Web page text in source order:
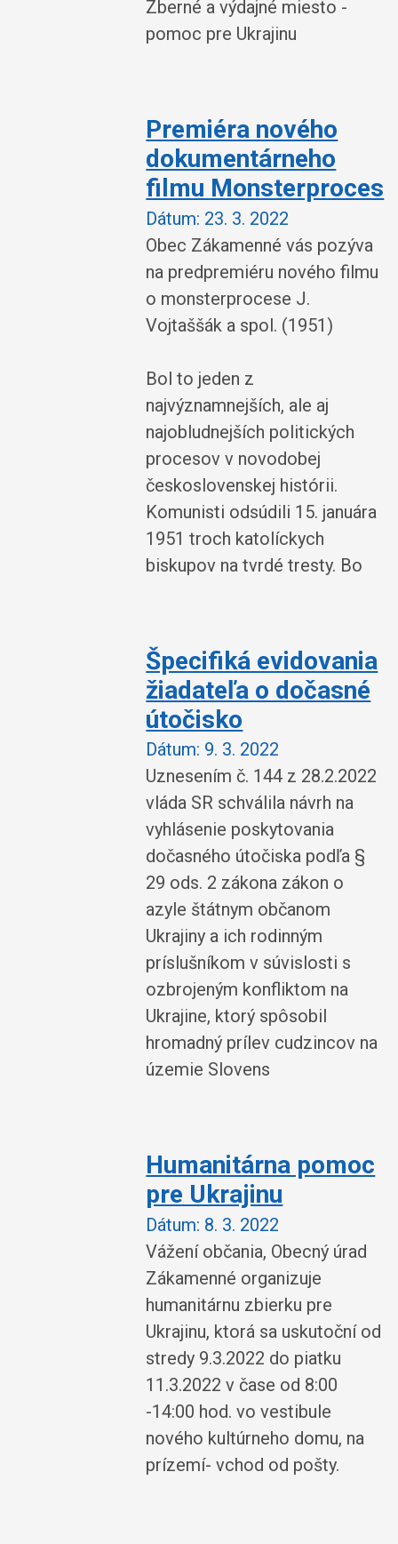
Zberné a výdajné miesto -
pomoc pre Ukrajinu
Premiéra nového
dokumentárneho
filmu Monsterproces
Dátum: 23. 3. 2022
Obec Zákamenné vás pozýva
na predpremiéru nového filmu
o monsterprocese J.
Vojtaššák a spol. (1951)
Bol to jeden z
najvýznamnejších, ale aj
najobludnejších politických
procesov v novodobej
československej histórii.
Komunisti odsúdili 15. januára
1951 troch katolíckych
biskupov na tvrdé tresty. Bo
Špecifiká evidovania
žiadateľa o dočasné
útočisko
Dátum: 9. 3. 2022
Uznesením č. 144 z 28.2.2022
vláda SR schválila návrh na
vyhlásenie poskytovania
dočasného útočiska podľa §
29 ods. 2 zákona zákon o
azyle štátnym občanom
Ukrajiny a ich rodinným
príslušníkom v súvislosti s
ozbrojeným konfliktom na
Ukrajine, ktorý spôsobil
hromadný prílev cudzincov na
územie Slovens
Humanitárna pomoc
pre Ukrajinu
Dátum: 8. 3. 2022
Vážení občania, Obecný úrad
Zákamenné organizuje
humanitárnu zbierku pre
Ukrajinu, ktorá sa uskutoční od
stredy 9.3.2022 do piatku
11.3.2022 v čase od 8:00
-14:00 hod. vo vestibule
nového kultúrneho domu, na
prízemí- vchod od pošty.